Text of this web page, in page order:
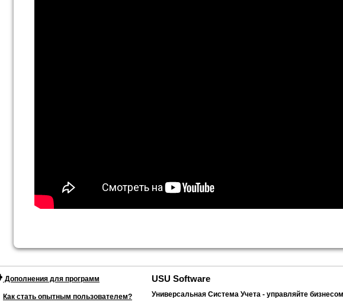
Дополнения для программ
Как стать опытным пользователем?
USU Software
Универсальная Система Учета - управляйте